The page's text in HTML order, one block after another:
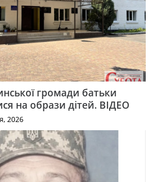
громади батьки
на образи дітей. ВІДЕО
2026